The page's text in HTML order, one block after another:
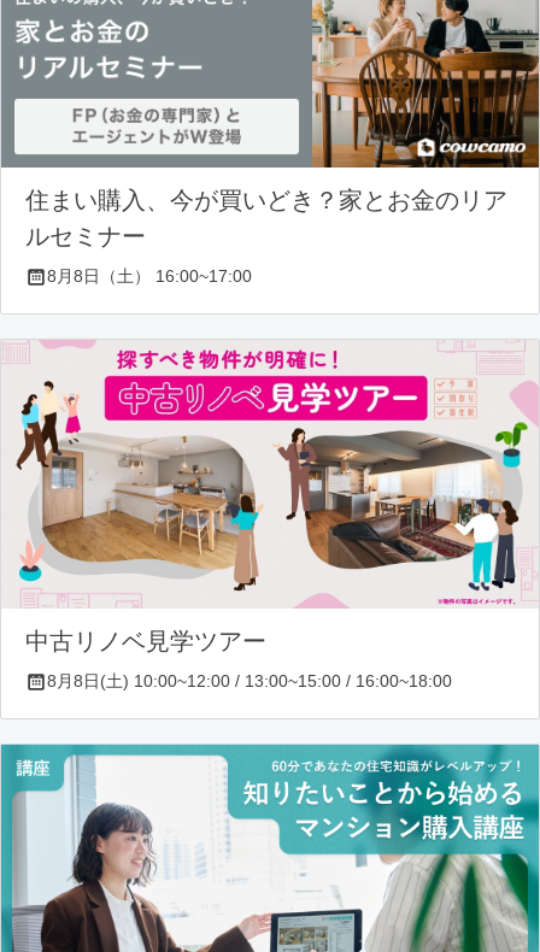
住まい購入、今が買いどき？家とお金のリア
ルセミナー
8月8日（土） 16:00~17:00
中古リノベ見学ツアー
8月8日(土) 10:00~12:00 / 13:00~15:00 / 16:00~18:00